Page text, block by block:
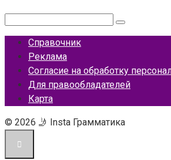
Справочник
Реклама
Согласие на обработку
Для правообладателей
Карта
© 2026 🤳 Insta Грамматика